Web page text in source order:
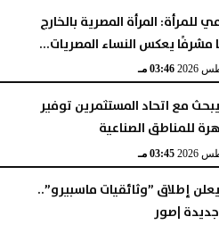
للمرأة: المرأة المصرية بالخارج
مشرفًا يعكس النساء المصريات...
03:46 مـ
مع اتحاد المستثمرين توفير
للمناطق الصناعية
03:45 مـ
إطلاق ”وثائقيات ماسبيرو”..
|صور